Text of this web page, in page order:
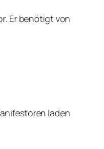
Er benötigt von
laden